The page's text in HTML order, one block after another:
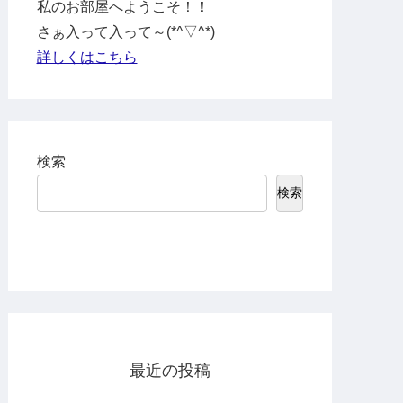
私のお部屋へようこそ！！
さぁ入って入って～(*^▽^*)
詳しくはこちら
検索
検索
最近の投稿